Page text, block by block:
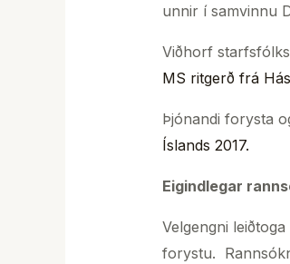
unnir í samvinnu
Viðhorf
MS ritgerð frá
Þjónandi forysta
Íslands 2017.
Eigindlegar
Velgengni
forystu.